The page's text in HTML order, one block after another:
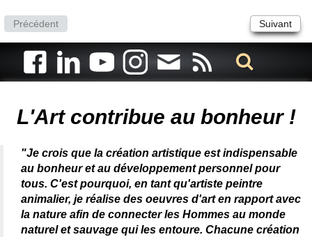
Précédent Suivant
L'Art contribue au bonheur !
"Je crois que la création artistique est indispensable
au bonheur et au développement personnel pour
tous. C'est pourquoi, en tant qu'artiste peintre
animalier, je réalise des oeuvres d'art en rapport avec
la nature afin de connecter les Hommes au monde
naturel et sauvage qui les entoure. Chacune création